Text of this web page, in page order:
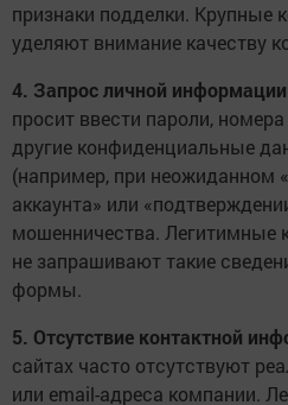
признаки подделки. Крупные
уделяют внимание качеству
4. Запрос личной
просит ввести пароли,
другие конфиденциальные
(например, при неожиданном
аккаунта» или
мошенничества. Легитимные
не запрашивают такие
формы.
5. Отсутствие контактной
сайтах часто отсутствуют
или email-адреса компании.